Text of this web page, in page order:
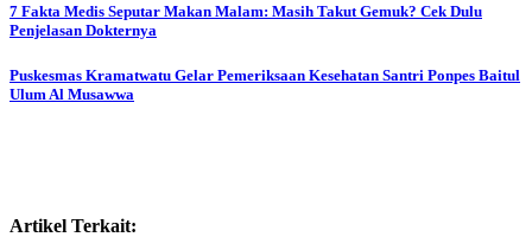
Post
navigation
7 Fakta Medis Seputar Makan Malam: Masih Takut Gemuk? Cek Dulu
Penjelasan Dokternya
Puskesmas Kramatwatu Gelar Pemeriksaan Kesehatan Santri Ponpes Baitul
Ulum Al Musawwa
Artikel Terkait: